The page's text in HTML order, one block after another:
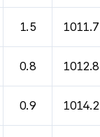
1.5 1011.7
0.8 1012.8
0.9 1014.2